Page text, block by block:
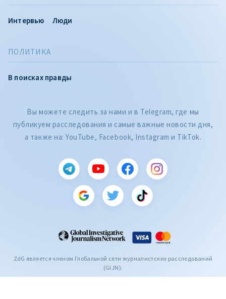
ПОЛИТИКА
В поисках правды
Интервью Люди
Вы можете следить за нами и в Telegram, где мы
публикуем расследования и самые важные новости дня,
а также на: YouTube, Facebook, Instagram и TikTok.
ZdG является членом Глобальной сети журналистских расследований
(GIJN).
CITEȘTE